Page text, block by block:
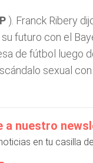
). Franck Ribery
futuro con el
de fútbol luego
sexual
a nuestro
en tu casilla